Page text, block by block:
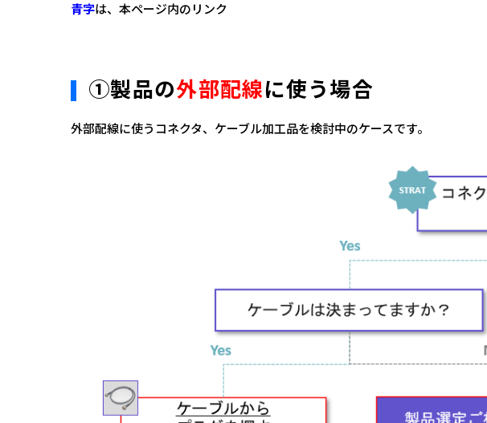
青字は、本ページ内のリンク
①製品の外部配線に使う場合
外部配線に使うコネクタ、ケーブル加工品を検討中のケースです。